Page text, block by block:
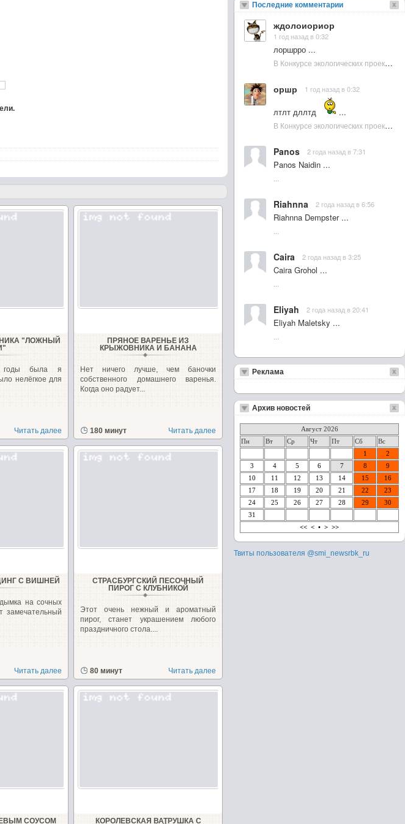
"ЛОЖНЫЙ
годы была я
нелёгкое для
Читать далее
ПРЯНОЕ ВАРЕНЬЕ ИЗ
КРЫЖОВНИКА И БАНАНА
Нет ничего лучше, чем баночки
собственного домашнего варенья.
Когда оно радует...
180 минут Читать далее
С ВИШНЕЙ
на сочных
замечательный
Читать далее
СТРАСБУРГСКИЙ ПЕСОЧНЫЙ
ПИРОГ С КЛУБНИКОЙ
Этот очень нежный и ароматный
пирог, станет украшением любого
праздничного стола....
80 минут Читать далее
СОУСОМ КОРОЛЕВСКАЯ ВАТРУШКА С
Последние комментарии
ждолоиориор
1 год назад в 0:32
лоршрро ...
В Конкурсе экологических проектов в Подмосковье активно участвовала молодежь :: NewsRbk.ru...
оршр 1 год назад в 0:32
лтлт дллтд
...
В Конкурсе экологических проектов в Подмосковье активно участвовала молодежь :: NewsRbk.ru...
Panos 2 года назад в 7:31
Panos Naidin ...
Riahnna 2 года назад в 6:56
Riahnna Dempster ...
Caira 2 года назад в 3:25
Caira Grohol ...
Eliyah 2 года назад в 20:41
Eliyah Maletsky ...
Реклама
Архив новостей
Август 2026
Пн
Вт Ср Чт Пт Сб
Вс
1
2
3
4 5 6 7 8
9
10
11 12 13 14 15
16
17
18 19 20 21 22
23
24
25 26 27 28 29
30
31
<< < • > >>
Твиты пользователя @smi_newsrbk_ru